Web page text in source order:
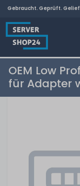
Gebraucht. Geprüft.
OEM Low
für Adapter